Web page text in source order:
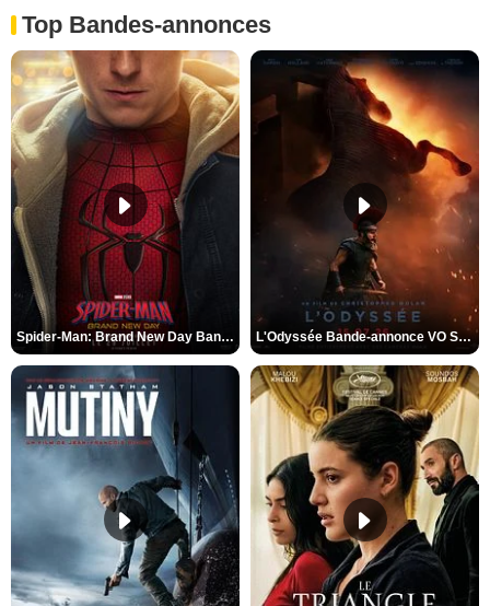
Top Bandes-annonces
Spider-Man: Brand New Day Bande-annonce VO STFR L'Odyssée Bande-annonce VO STFR